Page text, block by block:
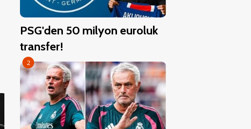
PSG'den 50 milyon euroluk
transfer!
2